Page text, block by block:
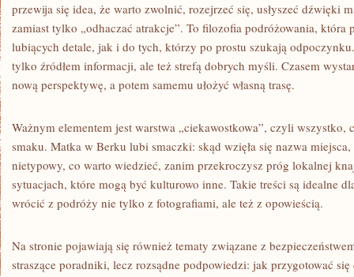
przewija się idea, że warto zwolnić, rozejrzeć się, usłyszeć dźwięki
zamiast tylko „odhaczać atrakcje”. To filozofia podróżowania, która
lubiących detale, jak i do tych, którzy po prostu szukają
tylko źródłem informacji, ale też strefą dobrych myśli. Czasem
nową perspektywę, a potem samemu ułożyć własną trasę.
Ważnym elementem jest warstwa „ciekawostkowa”, czyli wszystko,
smaku. Matka w Berku lubi smaczki: skąd wzięła się nazwa
nietypowy, co warto wiedzieć, zanim przekroczysz próg lokalnej
sytuacjach, które mogą być kulturowo inne. Takie treści są idealne
wrócić z podróży nie tylko z fotografiami, ale też z opowieścią.
Na stronie pojawiają się również tematy związane z
straszące poradniki, lecz rozsądne podpowiedzi: jak przygotować